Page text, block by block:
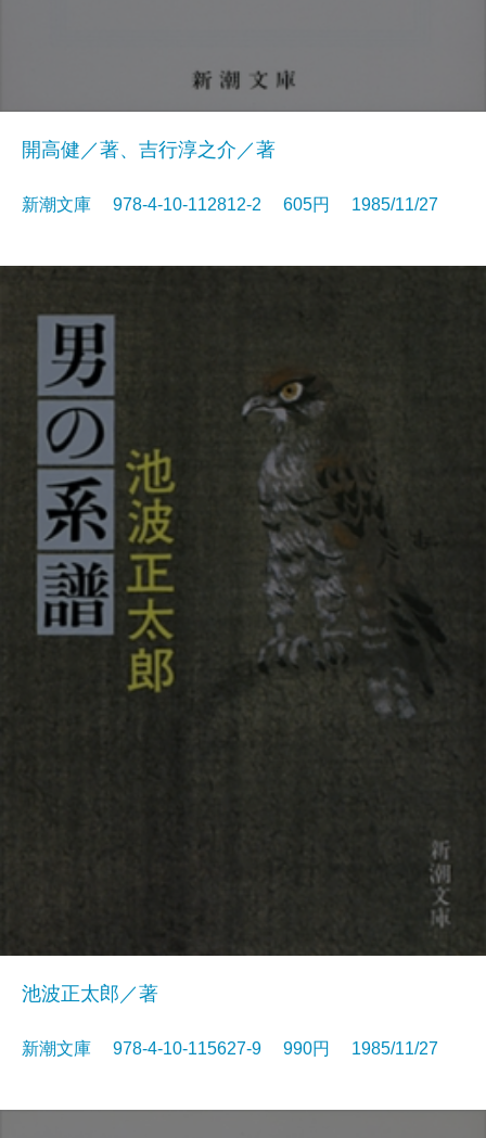
開高健／著、吉行淳之介／著
新潮文庫 978-4-10-112812-2 605円 1985/11/27
池波正太郎／著
新潮文庫 978-4-10-115627-9 990円 1985/11/27